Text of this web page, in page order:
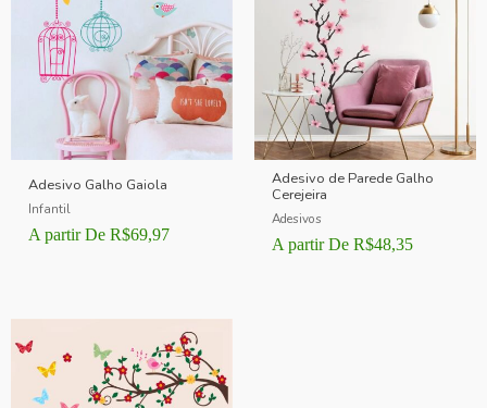
Adesivo Galho Gaiola
Infantil
A partir De R$69,97
Adesivo de Parede Galho
Cerejeira
Adesivos
A partir De R$48,35